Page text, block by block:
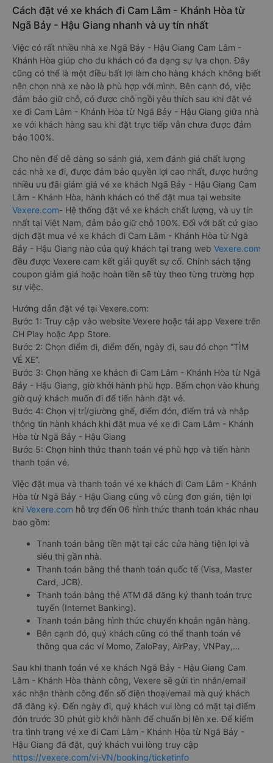
Cách đặt vé xe khách đi Cam Lâm - Khánh Hòa từ
Ngã Bảy - Hậu Giang nhanh và uy tín nhất
Việc có rất nhiều nhà xe Ngã Bảy - Hậu Giang Cam Lâm -
Khánh Hòa giúp cho du khách có đa dạng sự lựa chọn. Đây
cũng có thể là một điều bất lợi làm cho hàng khách không biết
nên chọn nhà xe nào là phù hợp với mình. Bên cạnh đó, việc
đảm bảo giữ chỗ, có được chỗ ngồi yêu thích sau khi đặt vé
xe đi Cam Lâm - Khánh Hòa từ Ngã Bảy - Hậu Giang giữa nhà
xe với khách hàng sau khi đặt trực tiếp vẫn chưa được đảm
bảo 100%.
Cho nên để dễ dàng so sánh giá, xem đánh giá chất lượng
các nhà xe đi, được đảm bảo quyền lợi cao nhất, được hưởng
nhiều ưu đãi giảm giá vé xe khách Ngã Bảy - Hậu Giang Cam
Lâm - Khánh Hòa, hành khách có thể đặt mua tại website
Vexere.com- Hệ thống đặt vé xe khách chất lượng, và uy tín
nhất tại Việt Nam, đảm bảo giữ chỗ 100%. Đối với bất cứ giao
dịch đặt mua vé xe khách đi Cam Lâm - Khánh Hòa từ Ngã
Bảy - Hậu Giang nào của quý khách tại trang web Vexere.com
đều được Vexere cam kết giải quyết sự cố. Chính sách tặng
coupon giảm giá hoặc hoàn tiền sẽ tùy theo từng trường hợp
sự việc.
Hướng dẫn đặt vé tại Vexere.com:
Bước 1: Truy cập vào website Vexere hoặc tải app Vexere trên
CH Play hoặc App Store.
Bước 2: Chọn điểm đi, điểm đến, ngày đi, sau đó chọn “TÌM
VÉ XE”.
Bước 3: Chọn hãng xe khách đi Cam Lâm - Khánh Hòa từ Ngã
Bảy - Hậu Giang, giờ khởi hành phù hợp. Bấm chọn vào khung
giờ quý khách muốn đi để tiến hành đặt vé.
Bước 4: Chọn vị trí/giường ghế, điểm đón, điểm trả và nhập
thông tin hành khách khi đặt mua vé xe đi Cam Lâm - Khánh
Hòa từ Ngã Bảy - Hậu Giang
Bước 5: Chọn hình thức thanh toán vé phù hợp và tiến hành
thanh toán vé.
Việc đặt mua và thanh toán vé xe khách đi Cam Lâm - Khánh
Hòa từ Ngã Bảy - Hậu Giang cũng vô cùng đơn giản, tiện lợi
khi Vexere.com hỗ trợ đến 06 hình thức thanh toán khác nhau
bao gồm:
Thanh toán bằng tiền mặt tại các cửa hàng tiện lợi và
siêu thị gần nhà.
Thanh toán bằng thẻ thanh toán quốc tế (Visa, Master
Card, JCB).
Thanh toán bằng thẻ ATM đã đăng ký thanh toán trực
tuyến (Internet Banking).
Thanh toán bằng hình thức chuyển khoản ngân hàng.
Bên cạnh đó, quý khách cũng có thể thanh toán vé
thông qua các ví Momo, ZaloPay, AirPay, VNPay,…
Sau khi thanh toán vé xe khách Ngã Bảy - Hậu Giang Cam
Lâm - Khánh Hòa thành công, Vexere sẽ gửi tin nhắn/email
xác nhận thành công đến số điện thoại/email mà quý khách
đã đăng ký. Đến ngày đi, quý khách vui lòng có mặt tại điểm
đón trước 30 phút giờ khởi hành để chuẩn bị lên xe. Để kiểm
tra tình trạng vé xe đi Cam Lâm - Khánh Hòa từ Ngã Bảy -
Hậu Giang đã đặt, quý khách vui lòng truy cập
https://vexere.com/vi-VN/booking/ticketinfo